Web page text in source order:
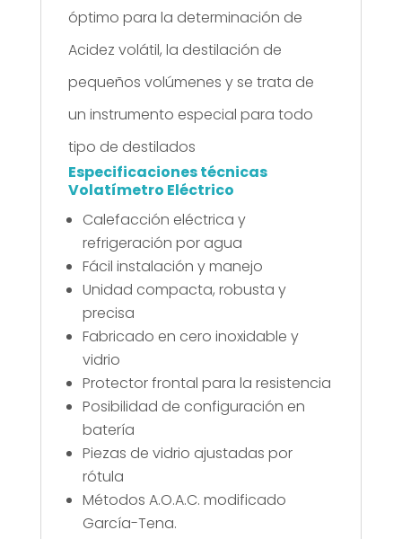
óptimo para la determinación de
Acidez volátil, la destilación de
pequeños volúmenes y se trata de
un instrumento especial para todo
tipo de destilados
Especificaciones técnicas
Volatímetro Eléctrico
Calefacción eléctrica y
refrigeración por agua
Fácil instalación y manejo
Unidad compacta, robusta y
precisa
Fabricado en cero inoxidable y
vidrio
Protector frontal para la resistencia
Posibilidad de configuración en
batería
Piezas de vidrio ajustadas por
rótula
Métodos A.O.A.C. modificado
García-Tena.